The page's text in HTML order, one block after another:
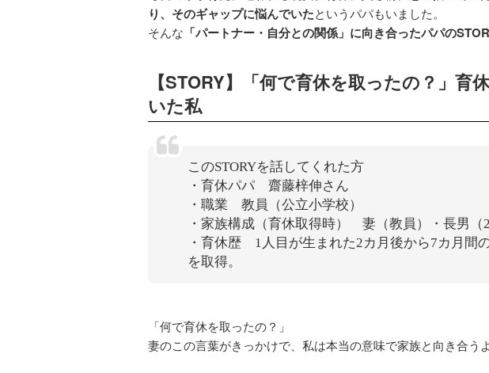
り、そのギャップに悩んでいたというパパもいました。
そんな 「パートナー・自分との関係」に向き合ったパパの
【STORY】「何で育休を取ったの？」育
いた私
このSTORYを話してくれた方
・育休パパ 齋藤梓伸さん
・職業 教員（公立小学校）
・家族構成（育休取得時） 妻（教員）・長男（2
・育休歴 1人目が生まれた2カ月後から7カ月間
を取得。
「何で育休を取ったの？」
妻のこの言葉がきっかけで、私は本当の意味で家族と向き合う